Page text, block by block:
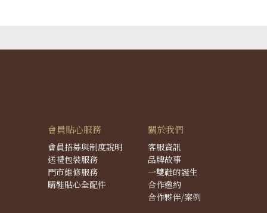
會員貼心服務
會員招募與制度說明
送禮包裝服務
門市維修服務
購鞋貼心全配件
關於我們
客服資訊
品牌故事
一雙鞋的誕生
合作邀約
合作夥伴/案例